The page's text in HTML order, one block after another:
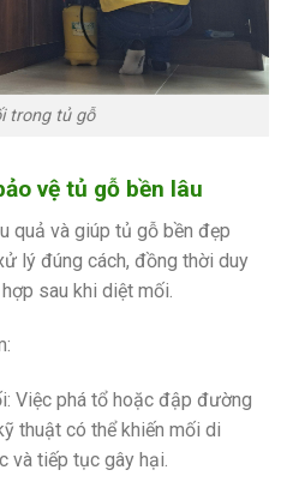
trong tủ gỗ
vệ tủ gỗ bền lâu
quả và giúp tủ gỗ bền đẹp
lý đúng cách, đồng thời duy
sau khi diệt mối.
Việc phá tổ hoặc đập đường
thuật có thể khiến mối di
và tiếp tục gây hại.